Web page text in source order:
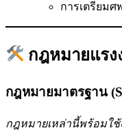
การเตรียมศ
กฎหมายแรง
กฎหมายมาตรฐาน
กฎหมายเหล่านี้พร้อมใช้